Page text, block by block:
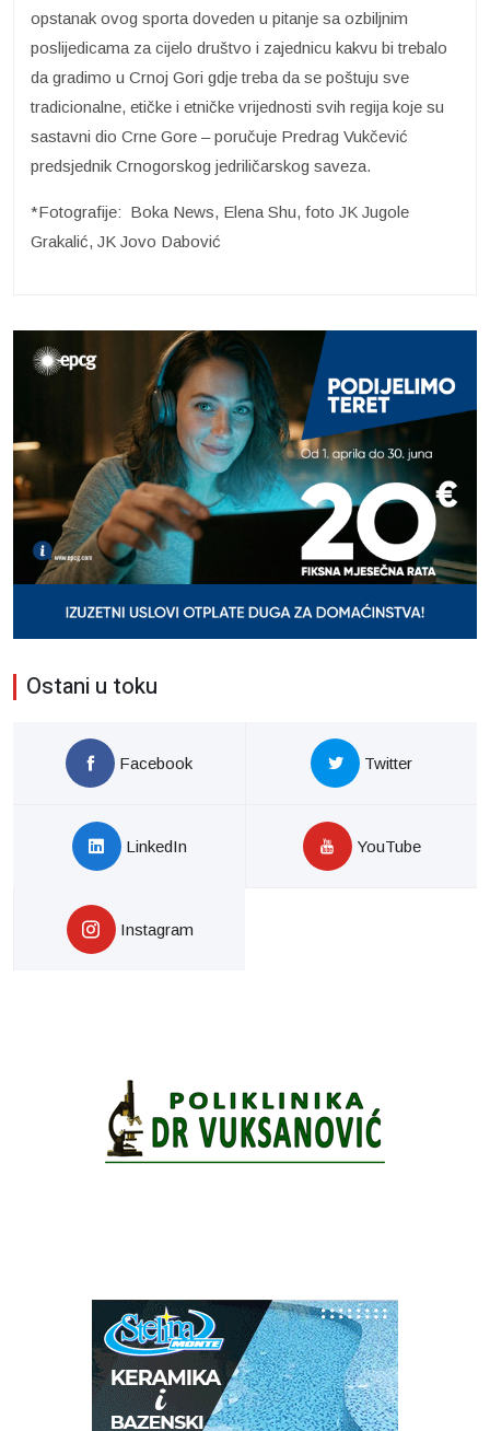
opstanak ovog sporta doveden u pitanje sa ozbiljnim
poslijedicama za cijelo društvo i zajednicu kakvu bi trebalo
da gradimo u Crnoj Gori gdje treba da se poštuju sve
tradicionalne, etičke i etničke vrijednosti svih regija koje su
sastavni dio Crne Gore – poručuje Predrag Vukčević
predsjednik Crnogorskog jedriličarskog saveza.
*Fotografije: Boka News, Elena Shu, foto JK Jugole
Grakalić, JK Jovo Dabović
Ostani u toku
Facebook Twitter
LinkedIn YouTube
Instagram